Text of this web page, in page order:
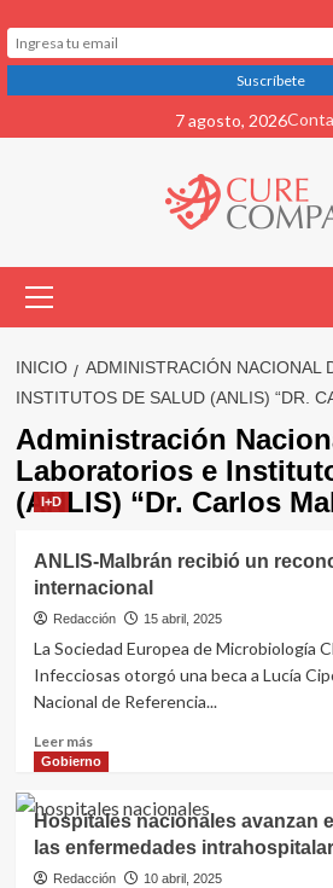
al
7 agosto, 2026
primario
INICIO
ADMINISTRACIÓN NACIONAL
INSTITUTOS DE SALUD (ANLIS) “DR.
Administración
Laboratorios e
(ANLIS) “Dr. Carlos
I+D
ANLIS-Malbrán recibió un
internacional
Redacción 15 abril, 2025
La Sociedad Europea de Microbiología
Infecciosas otorgó una beca a Lucía
Nacional de Referencia...
Leer másLeer
más
ANLIS-
Malbrán
recibió
un
Gobierno
Hospitales nacionales avanzan
las enfermedades
Redacción 10 abril, 2025